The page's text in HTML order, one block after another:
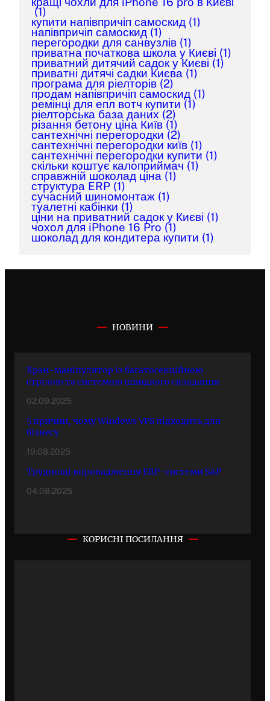
(1)
купити напівпричіп самоскид (1)
напівпричіп самоскид (1)
перегородки для санвузлів (1)
приватна початкова школа у Києві (1)
приватний дитячий садок у Києві (1)
приватні дитячі садки Києва (1)
програма для ріелторів (2)
продам напівпричіп самоскид (1)
ремінці для епл вотч купити (1)
ріелторська база даних (2)
різання бетону ціна Київ (1)
сантехнічні перегородки (2)
сантехнічні перегородки київ (1)
сантехнічні перегородки купити (1)
скільки коштує калоприймач (1)
справжній шоколад ціна (1)
структура ERP (1)
сучасний шиномонтаж (1)
туалетні кабінки (1)
ціни на приватний садок у Києві (1)
чохол для iPhone 16 Pro (1)
шоколад для кондитера купити (1)
НОВИНИ
Кран-маніпулятор із багатосекційною
стрілою та системою швидкого складання
02.09.2025
5 причин, чому Windows VPS підходить для
бізнесу
19.08.2025
Труднощі впровадження ERP-системи SAP
04.08.2025
КОРИСНІ ПОСИЛАННЯ